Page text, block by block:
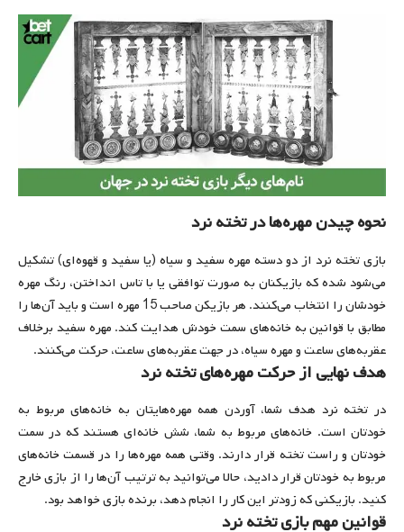
نحوه چیدن مهره‌ها در تخته نرد
بازی تخته نرد از دو دسته مهره سفید و سیاه (یا سفید و قهوه‌ای) تشکیل
می‌شود شده که بازیکنان به صورت توافقی یا با تاس انداختن، رنگ مهره
خودشان را انتخاب می‌کنند. هر بازیکن صاحب 15 مهره است و باید آن‌ها را
مطابق با قوانین به خانه‌های سمت خودش هدایت کند. مهره سفید برخلاف
عقربه‌های ساعت و مهره سیاه، در جهت عقربه‌های ساعت، حرکت می‌کنند.
هدف نهایی از حرکت مهره‌های تخته نرد
در تخته نرد هدف شما، آوردن همه مهره‌هایتان به خانه‌های مربوط به
خودتان است. خانه‌های مربوط به شما، شش خانه‌ای هستند که در سمت
خودتان و راست تخته قرار دارند. وقتی همه مهره‌ها را در قسمت خانه‌های
مربوط به خودتان قرار دادید، حالا می‌توانید به ترتیب آن‌ها را از بازی خارج
کنید. بازیکنی که زودتر این کار را انجام دهد، برنده بازی خواهد بود.
قوانین مهم بازی تخته نرد